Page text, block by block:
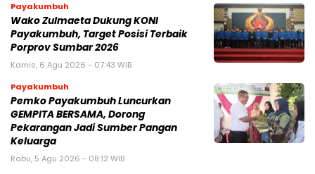
Payakumbuh
Wako Zulmaeta Dukung KONI
Payakumbuh, Target Posisi Terbaik
Porprov Sumbar 2026
Kamis, 6 Agu 2026 - 07:43 WIB
Payakumbuh
Pemko Payakumbuh Luncurkan
GEMPITA BERSAMA, Dorong
Pekarangan Jadi Sumber Pangan
Keluarga
Rabu, 5 Agu 2026 - 08:12 WIB